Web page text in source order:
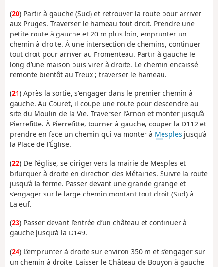
(20) Partir à gauche (Sud) et retrouver la route pour arriver
aux Pruges. Traverser le hameau tout droit. Prendre une
petite route à gauche et 20 m plus loin, emprunter un
chemin à droite. À une intersection de chemins, continuer
tout droit pour arriver au Fromenteau. Partir à gauche le
long d’une maison puis virer à droite. Le chemin encaissé
remonte bientôt au Treux ; traverser le hameau.
(21) Après la sortie, s'engager dans le premier chemin à
gauche. Au Couret, il coupe une route pour descendre au
site du Moulin de la Vie. Traverser l’Arnon et monter jusqu’à
Pierrefitte. À Pierrefitte, tourner à gauche, couper la D112 et
prendre en face un chemin qui va monter à Mesples jusqu’à
la Place de l’Église.
(22) De l'église, se diriger vers la mairie de Mesples et
bifurquer à droite en direction des Métairies. Suivre la route
jusqu’à la ferme. Passer devant une grande grange et
s’engager sur le large chemin montant tout droit (Sud) à
Laleuf.
(23) Passer devant l’entrée d’un château et continuer à
gauche jusqu’à la D149.
(24) L’emprunter à droite sur environ 350 m et s’engager sur
un chemin à droite. Laisser le Château de Bouyon à gauche